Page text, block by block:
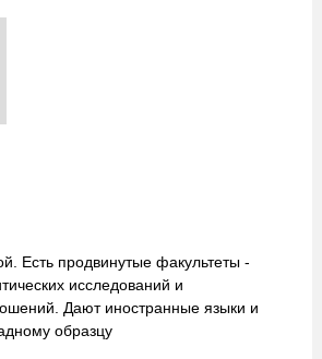
Есть продвинутые факультеты -
исследований и
Дают иностранные языки и
образцу